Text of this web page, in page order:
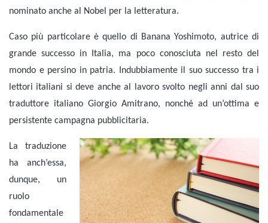
nominato anche al Nobel per la letteratura.
Caso più particolare è quello di Banana Yoshimoto, autrice di
grande successo in Italia, ma poco conosciuta nel resto del
mondo e persino in patria. Indubbiamente il suo successo tra i
lettori italiani si deve anche al lavoro svolto negli anni dal suo
traduttore italiano Giorgio Amitrano, nonché ad un’ottima e
persistente campagna pubblicitaria.
La traduzione
ha anch’essa,
dunque, un
ruolo
fondamentale